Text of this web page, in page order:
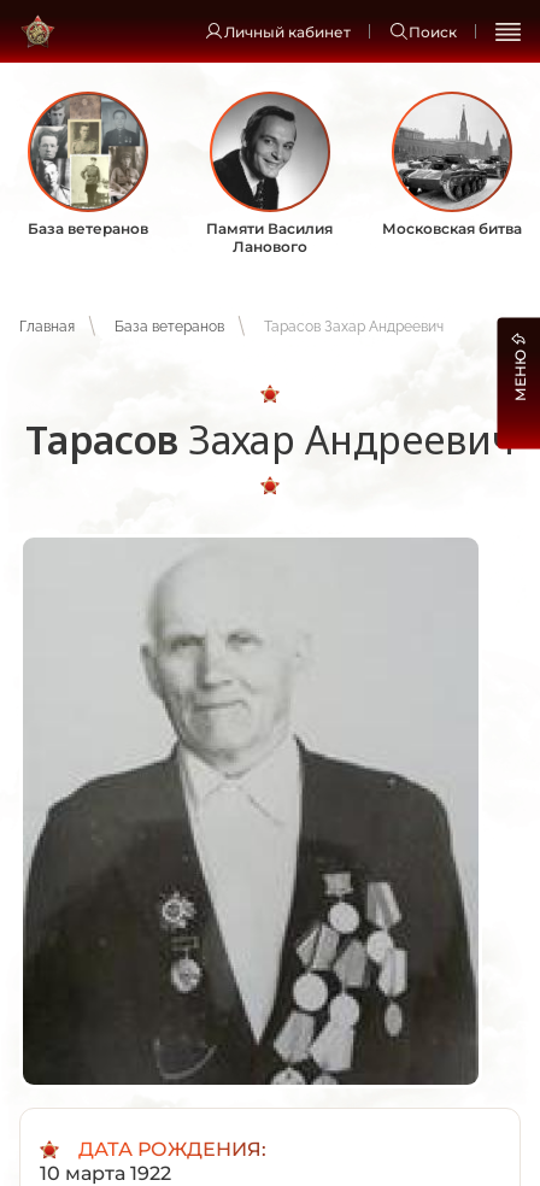
Личный кабинет Поиск
База ветеранов
Памяти Василия
Ланового
Московская битва
Главная База ветеранов Тарасов Захар Андреевич
Тарасов Захар Андреевич
ДАТА РОЖДЕНИЯ:
10 марта 1922
МЕНЮ